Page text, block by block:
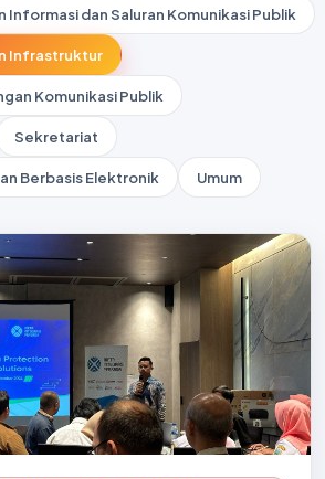
Informasi dan Saluran Komunikasi Publik
Infrastruktur
Komunikasi Publik
Sekretariat
Berbasis Elektronik Umum